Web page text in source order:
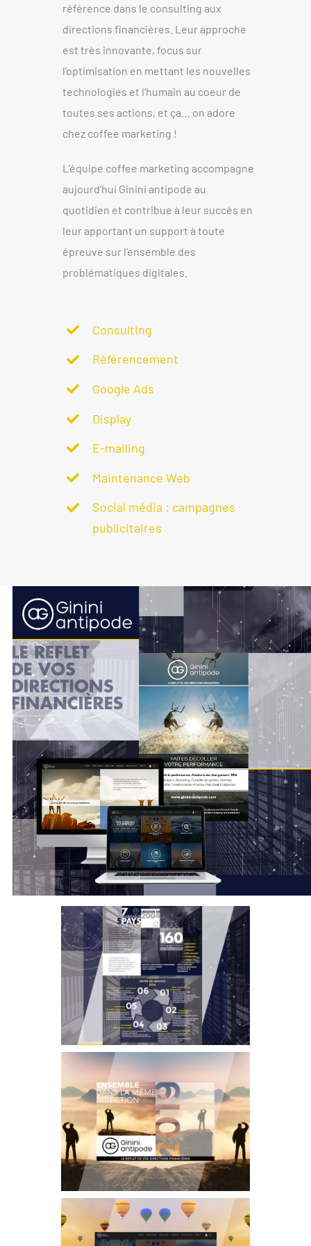
référence dans le consulting aux
directions financières. Leur approche
est très innovante, focus sur
l’optimisation en mettant les nouvelles
technologies et l’humain au coeur de
toutes ses actions, et ça… on adore
chez coffee marketing !
L’équipe coffee marketing accompagne
aujourd’hui Ginini antipode au
quotidien et contribue à leur succès en
leur apportant un support à toute
épreuve sur l’ensemble des
problématiques digitales.
Consulting
Référencement
Google Ads
Display
E-mailing
Maintenance Web
Social média : campagnes
publicitaires